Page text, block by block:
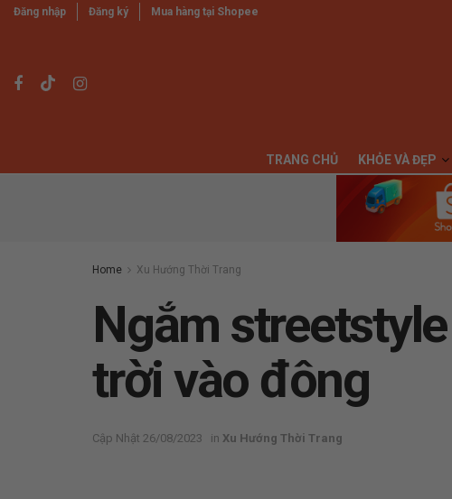
Đăng nhập Đăng ký Mua hàng tại Shopee
TRANG CHỦ KHỎE VÀ ĐẸP
Home Xu Hướng Thời Trang
Ngắm
trời vào đông
26/08/2023 in Xu Hướng Thời Trang